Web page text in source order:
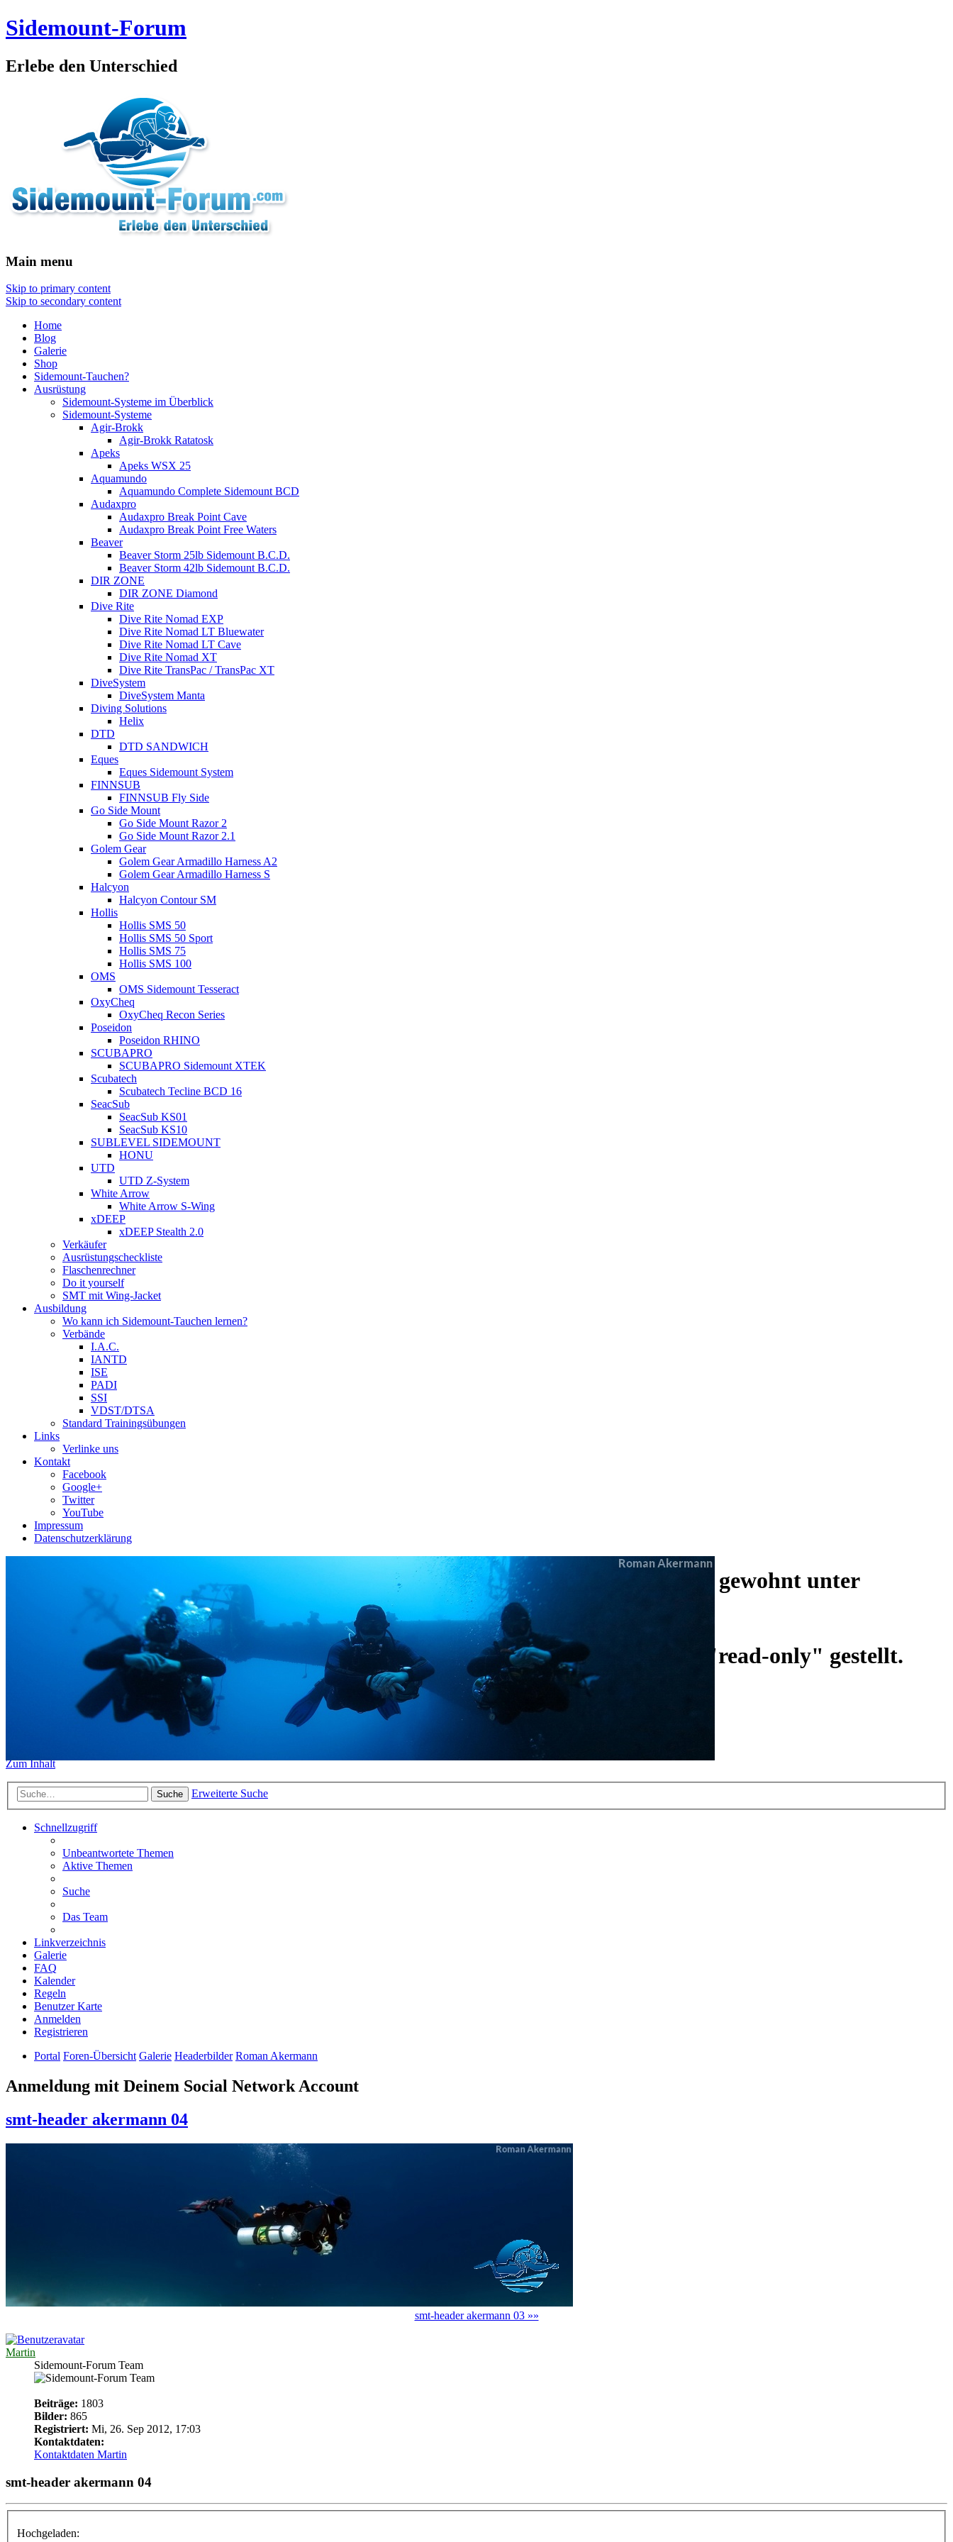
Sidemount-Forum
Erlebe den Unterschied
Main menu
Skip to primary content
Skip to secondary content
Home
Blog
Galerie
Shop
Sidemount-Tauchen?
Ausrüstung
Sidemount-Systeme im Überblick
Sidemount-Systeme
Agir-Brokk
Agir-Brokk Ratatosk
Apeks
Apeks WSX 25
Aquamundo
Aquamundo Complete Sidemount BCD
Audaxpro
Audaxpro Break Point Cave
Audaxpro Break Point Free Waters
Beaver
Beaver Storm 25lb Sidemount B.C.D.
Beaver Storm 42lb Sidemount B.C.D.
DIR ZONE
DIR ZONE Diamond
Dive Rite
Dive Rite Nomad EXP
Dive Rite Nomad LT Bluewater
Dive Rite Nomad LT Cave
Dive Rite Nomad XT
Dive Rite TransPac / TransPac XT
DiveSystem
DiveSystem Manta
Diving Solutions
Helix
DTD
DTD SANDWICH
Eques
Eques Sidemount System
FINNSUB
FINNSUB Fly Side
Go Side Mount
Go Side Mount Razor 2
Go Side Mount Razor 2.1
Golem Gear
Golem Gear Armadillo Harness A2
Golem Gear Armadillo Harness S
Halcyon
Halcyon Contour SM
Hollis
Hollis SMS 50
Hollis SMS 50 Sport
Hollis SMS 75
Hollis SMS 100
OMS
OMS Sidemount Tesseract
OxyCheq
OxyCheq Recon Series
Poseidon
Poseidon RHINO
SCUBAPRO
SCUBAPRO Sidemount XTEK
Scubatech
Scubatech Tecline BCD 16
SeacSub
SeacSub KS01
SeacSub KS10
SUBLEVEL SIDEMOUNT
HONU
UTD
UTD Z-System
White Arrow
White Arrow S-Wing
xDEEP
xDEEP Stealth 2.0
Verkäufer
Ausrüstungscheckliste
Flaschenrechner
Do it yourself
SMT mit Wing-Jacket
Ausbildung
Wo kann ich Sidemount-Tauchen lernen?
Verbände
I.A.C.
IANTD
ISE
PADI
SSI
VDST/DTSA
Standard Trainingsübungen
Links
Verlinke uns
Kontakt
Facebook
Google+
Twitter
YouTube
Impressum
Datenschutzerklärung
Das Sidemount-Forum ist auf ein neues Forensystem umgezogen und wie gewohnt unter
https://www.sidemount-forum.comerreichbar.
Das alte Forum hier existiert nur aufgrund deralten Galerie und ist auf "read-only" gestellt.
Sidemount-Forum
Zum Inhalt
Suche Erweiterte Suche
Schnellzugriff
Unbeantwortete Themen
Aktive Themen
Suche
Das Team
Linkverzeichnis
Galerie
FAQ
Kalender
Regeln
Benutzer Karte
Anmelden
Registrieren
Portal Foren-Übersicht Galerie Headerbilder Roman Akermann
Anmeldung mit Deinem Social Network Account
smt-header akermann 04
smt-header akermann 03 »»
Martin
Sidemount-Forum Team
Beiträge: 1803
Bilder: 865
Registriert: Mi, 26. Sep 2012, 17:03
Kontaktdaten:
Kontaktdaten Martin
smt-header akermann 04
Hochgeladen: